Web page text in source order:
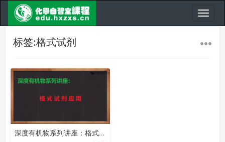
标签:格式试剂
深度有机物系列讲座：格式试剂应用